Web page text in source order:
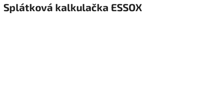
Splátková kalkulačka ESSOX